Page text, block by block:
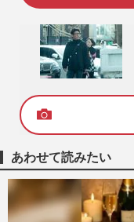
あわせて読みたい